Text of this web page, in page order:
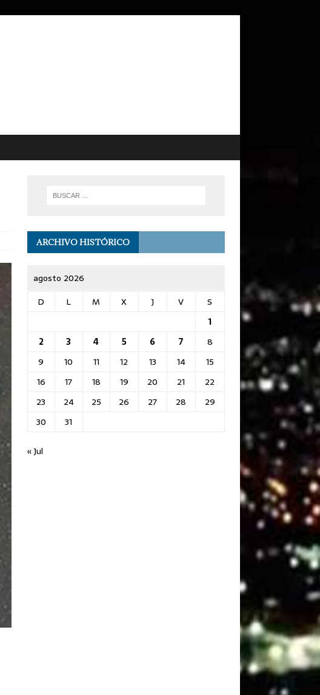
ARCHIVO HISTÓRICO
agosto 2026
D
L M X J V
S
1
2
3 4 5 6 7
8
9
10 11 12 13 14
15
16
17 18 19 20 21
22
23
24 25 26 27 28
29
30
31
« Jul